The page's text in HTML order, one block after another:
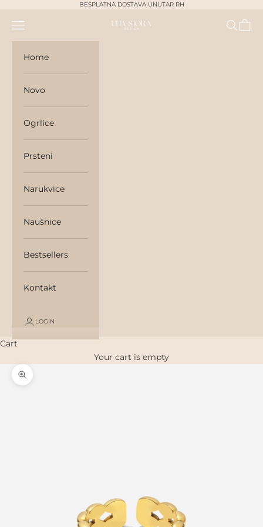
BESPLATNA DOSTAVA UNUTAR RH
unasjora
Navigation menu Search
Cart
Home
Novo
Ogrlice
Prsteni
Narukvice
Naušnice
Bestsellers
Kontakt
LOGIN
Cart
Your cart is empty
Zoom picture